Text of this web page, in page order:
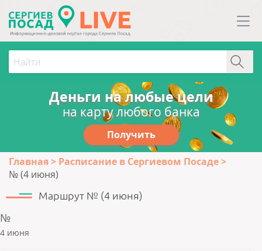
Деньги на любые цели
на карту любого банка
Получить
Главная
Расписание в Сергиевом Посаде
№ (4 июня)
Маршрут № (4 июня)
№
4 июня